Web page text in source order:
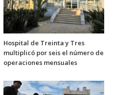
Hospital de Treinta y Tres
multiplicó por seis el número de
operaciones mensuales